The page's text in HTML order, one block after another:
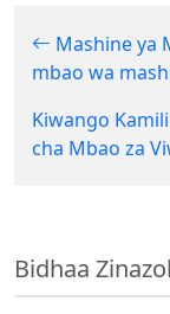
Mashine ya
mbao wa
Kiwango
cha Mbao za
Bidhaa